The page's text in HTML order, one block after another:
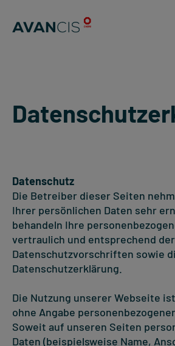
Datenschutz
Die Betreiber dieser Seiten
Ihrer persönlichen Daten sehr
behandeln Ihre
vertraulich und entsprechend
Datenschutzvorschriften sowie
Datenschutzerklärung.
Die Nutzung unserer Webseite
ohne Angabe
Soweit auf unseren Seiten
Daten (beispielsweise Name,